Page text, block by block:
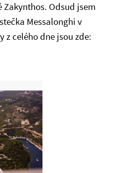
Odsud jsem
Messalonghi v
z celého dne jsou zde:
knížky
a školení